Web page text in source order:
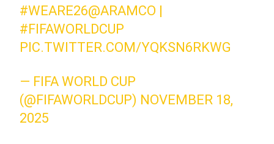
#WEARE26@ARAMCO |
#FIFAWORLDCUP
PIC.TWITTER.COM/YQKSN6RKWG
— FIFA WORLD CUP
(@FIFAWORLDCUP) NOVEMBER 18,
2025